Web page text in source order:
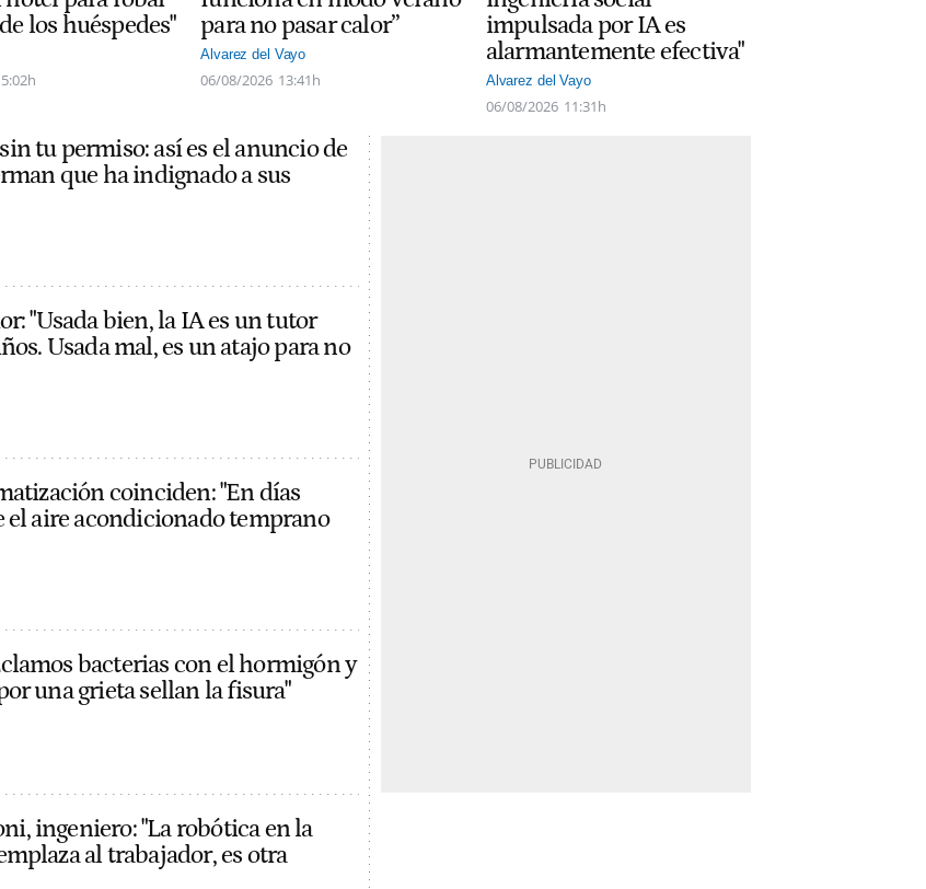
los huéspedes"
para no pasar calor”
Alvarez del Vayo
06/08/2026 13:41h
impulsada por IA es
alarmantemente efectiva"
Alvarez del Vayo
06/08/2026 11:31h
tu permiso: así es el anuncio de
que ha indignado a sus
"Usada bien, la IA es un tutor
Usada mal, es un atajo para no
coinciden: "En días
el aire acondicionado temprano
bacterias con el hormigón y
una grieta sellan la fisura"
ingeniero: "La robótica en la
al trabajador, es otra